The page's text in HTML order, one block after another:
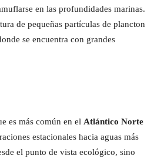
en las profundidades marinas.
de pequeñas partículas de plancton
se encuentra con grandes
es más común en el Atlántico Norte
estacionales hacia aguas más
el punto de vista ecológico, sino